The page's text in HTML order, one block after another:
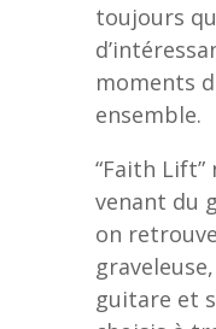
toujours
moments
ensemble.
“Faith Lift”
venant du
on
guitare et